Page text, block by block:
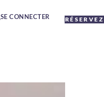
SE CONNECTER RÉSERVEZ